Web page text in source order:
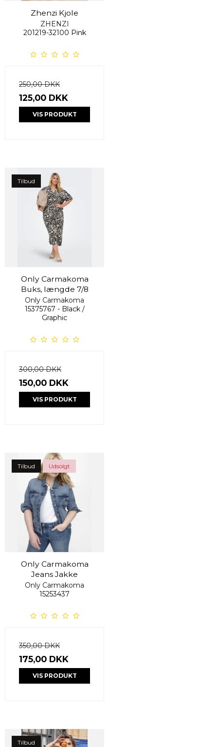
Zhenzi Kjole
ZHENZI
201219-32100 Pink
250,00 DKK
125,00 DKK
VIS PRODUKT
Tilbud
Only Carmakoma
Buks, længde 7/8
Only Carmakoma
15375767 - Black /
Graphic
300,00 DKK
150,00 DKK
VIS PRODUKT
Tilbud Udsolgt
Only Carmakoma
Jeans Jakke
Only Carmakoma
15253437
350,00 DKK
175,00 DKK
VIS PRODUKT
Tilbud